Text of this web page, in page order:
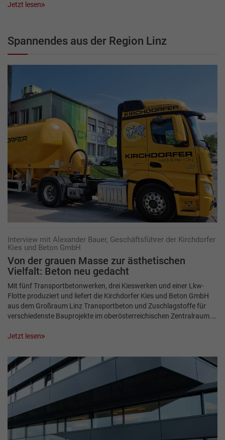
Jetzt lesen
Spannendes aus der Region Linz
Interview mit Alexander Bauer, Geschäftsführer der Kirchdorfer
Kies und Beton GmbH
Von der grauen Masse zur ästhetischen
Vielfalt: Beton neu gedacht
Mit fünf Transportbetonwerken, drei Kieswerken und einer Lkw-
Flotte produziert und liefert die Kirchdorfer Kies und Beton GmbH
aus dem Großraum Linz Transportbeton und Zuschlagstoffe für
verschiedenste Bauprojekte im ober­österreichischen Zentralraum.…
Jetzt lesen